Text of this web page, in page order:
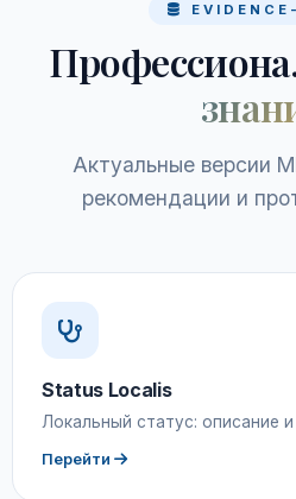
Актуальные версии
рекомендации и
Status Localis
Локальный статус: описание
Перейти